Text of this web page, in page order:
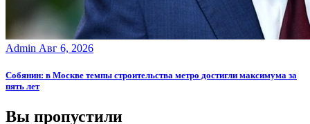
Admin Авг 6, 2026
Собянин: в Москве темпы строительства метро достигли максимума за
пять лет
Вы пропустили